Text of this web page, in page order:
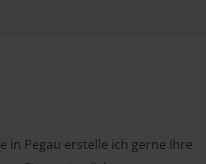
in Pegau erstelle ich gerne Ihre